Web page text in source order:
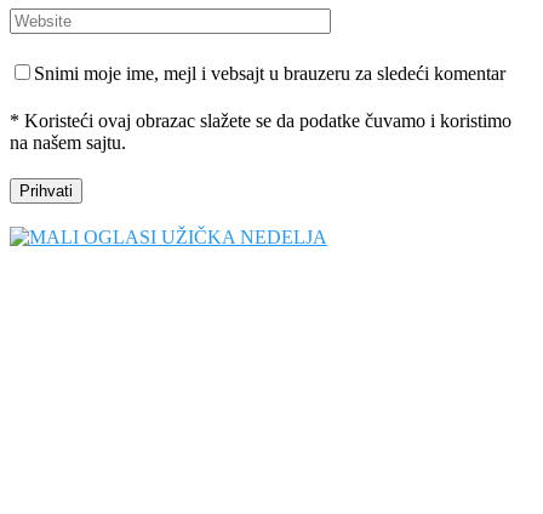
Snimi moje ime, mejl i vebsajt u brauzeru za sledeći komentar
* Koristeći ovaj obrazac slažete se da podatke čuvamo i koristimo
na našem sajtu.